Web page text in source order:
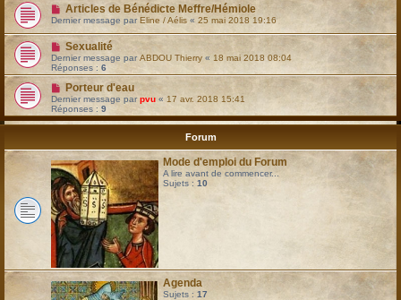
Articles de Bénédicte Meffre/Hémiole
Dernier message par Eline / Aélis « 25 mai 2018 19:16
Sexualité
Dernier message parABDOU Thierry « 18 mai 2018 08:04
Réponses : 6
Porteur d'eau
Dernier message parpvu « 17 avr. 2018 15:41
Réponses : 9
Forum
Mode d'emploi du Forum
A lire avant de commencer...
Sujets : 10
Agenda
Sujets : 17